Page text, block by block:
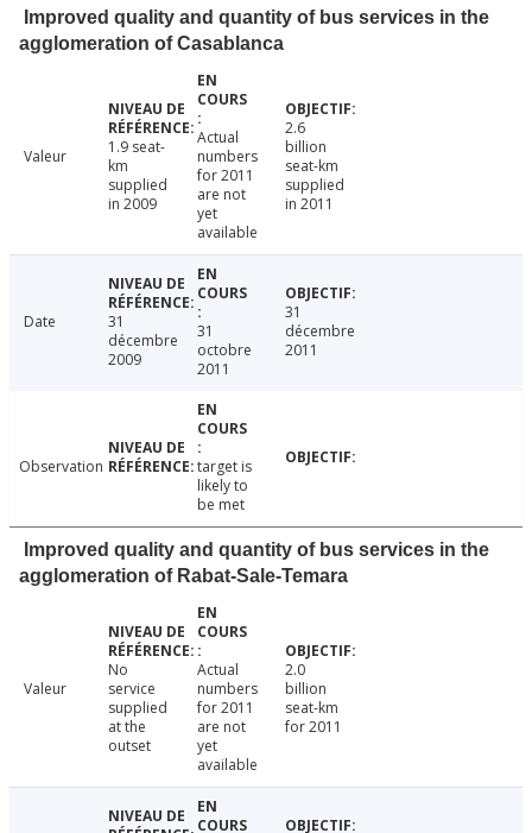
Improved quality and quantity of bus services in the
agglomeration of Casablanca
Valeur
1.9 seat-
km
supplied
in 2009
Actual
numbers
for 2011
are not
yet
available
2.6
billion
seat-km
supplied
in 2011
Date
31
décembre
2009
31
octobre
2011
31
décembre
2011
Observation
target is
likely to
be met
Improved quality and quantity of bus services in the
agglomeration of Rabat-Sale-Temara
Valeur
No
service
supplied
at the
outset
Actual
numbers
for 2011
are not
yet
available
2.0
billion
seat-km
for 2011